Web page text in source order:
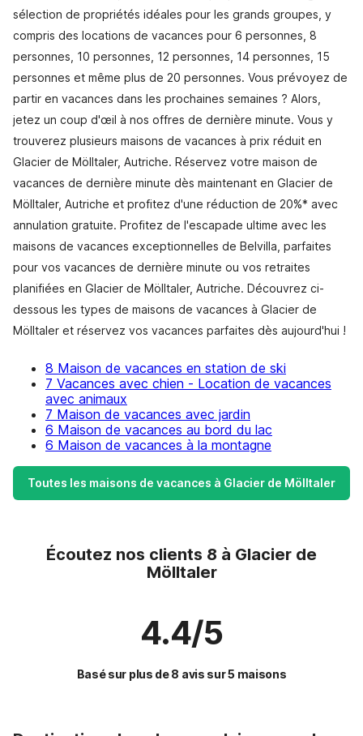
sélection de propriétés idéales pour les grands groupes, y
compris des locations de vacances pour 6 personnes, 8
personnes, 10 personnes, 12 personnes, 14 personnes, 15
personnes et même plus de 20 personnes. Vous prévoyez de
partir en vacances dans les prochaines semaines ? Alors,
jetez un coup d'œil à nos offres de dernière minute. Vous y
trouverez plusieurs maisons de vacances à prix réduit en
Glacier de Mölltaler, Autriche. Réservez votre maison de
vacances de dernière minute dès maintenant en Glacier de
Mölltaler, Autriche et profitez d'une réduction de 20%* avec
annulation gratuite. Profitez de l'escapade ultime avec les
maisons de vacances exceptionnelles de Belvilla, parfaites
pour vos vacances de dernière minute ou vos retraites
planifiées en Glacier de Mölltaler, Autriche. Découvrez ci-
dessous les types de maisons de vacances à Glacier de
Mölltaler et réservez vos vacances parfaites dès aujourd'hui !
8 Maison de vacances en station de ski
7 Vacances avec chien - Location de vacances
avec animaux
7 Maison de vacances avec jardin
6 Maison de vacances au bord du lac
6 Maison de vacances à la montagne
Toutes les maisons de vacances à Glacier de Mölltaler
Écoutez nos clients 8 à Glacier de
Mölltaler
4.4/5
Basé sur plus de 8 avis sur 5 maisons